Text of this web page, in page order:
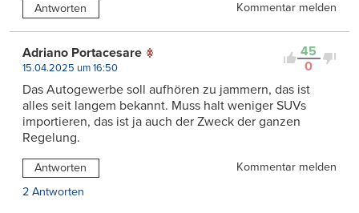
Antworten Kommentar melden
45
0
Adriano Portacesare
15.04.2025 um 16:50
Das Autogewerbe soll aufhören zu jammern, das ist
alles seit langem bekannt. Muss halt weniger SUVs
importieren, das ist ja auch der Zweck der ganzen
Regelung.
Antworten
Kommentar melden
2 Antworten